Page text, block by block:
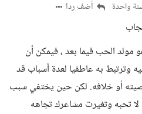
واحدة أضف ردا
مولد الحب فيما بعد ، فيمكن أن
به عاطفيا لعدة أسباب قد
أو خلافه. لكن حين يختفي سبب
تحبه وتغيرت مشاعرك تجاهه